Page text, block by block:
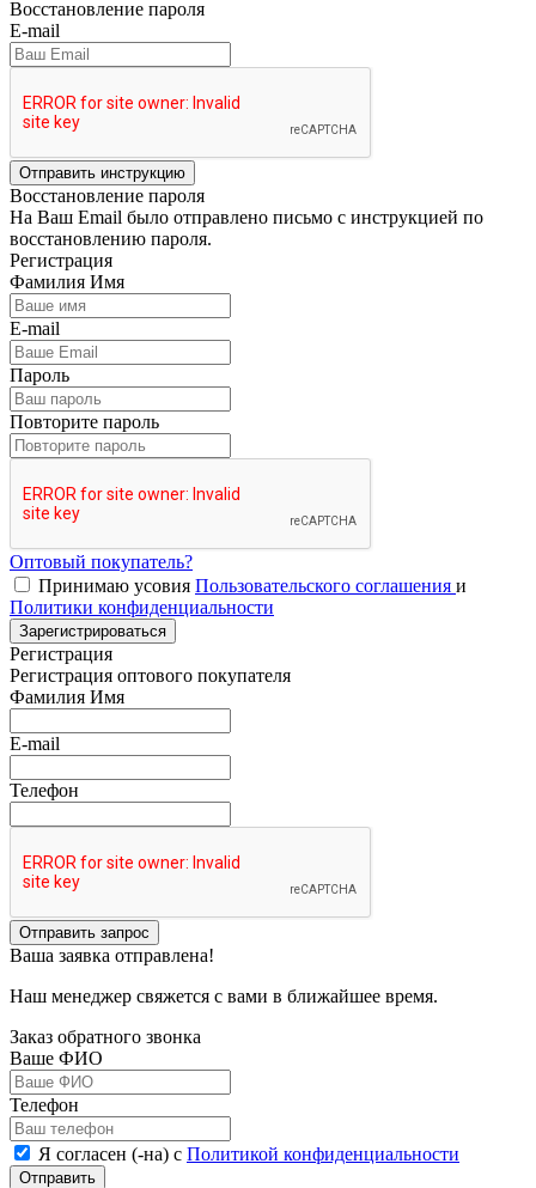
Восстановление пароля
E-mail
Отправить инструкцию
Восстановление пароля
На Ваш Email было отправлено письмо с инструкцией по
восстановлению пароля.
Регистрация
Фамилия Имя
E-mail
Пароль
Повторите пароль
Оптовый покупатель?
Принимаю усовия Пользовательского соглашения и
Политики конфиденциальности
Зарегистрироваться
Регистрация
Регистрация оптового покупателя
Фамилия Имя
E-mail
Телефон
Отправить запрос
Ваша заявка отправлена!
Наш менеджер свяжется с вами в ближайшее время.
Заказ обратного звонка
Ваше ФИО
Телефон
Я согласен (-на) с Политикой конфиденциальности
Отправить